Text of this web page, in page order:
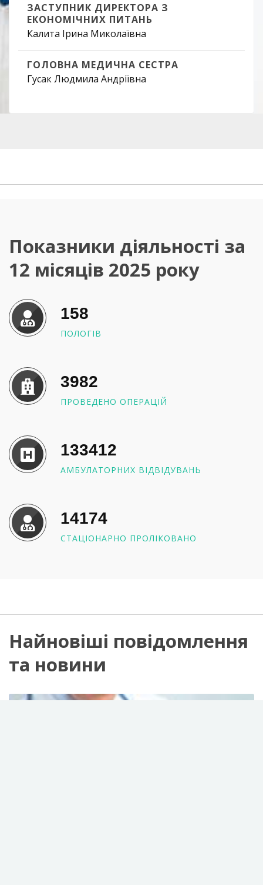
ЗАСТУПНИК ДИРЕКТОРА З
ЕКОНОМІЧНИХ ПИТАНЬ
Калита Ірина Миколаївна
ГОЛОВНА МЕДИЧНА СЕСТРА
Гусак Людмила Андріївна
Показники діяльності за
12 місяців 2025 року
158
ПОЛОГІВ
3982
ПРОВЕДЕНО ОПЕРАЦІЙ
133412
АМБУЛАТОРНИХ ВІДВІДУВАНЬ
14174
СТАЦІОНАРНО ПРОЛІКОВАНО
Найновіші повідомлення
та новини